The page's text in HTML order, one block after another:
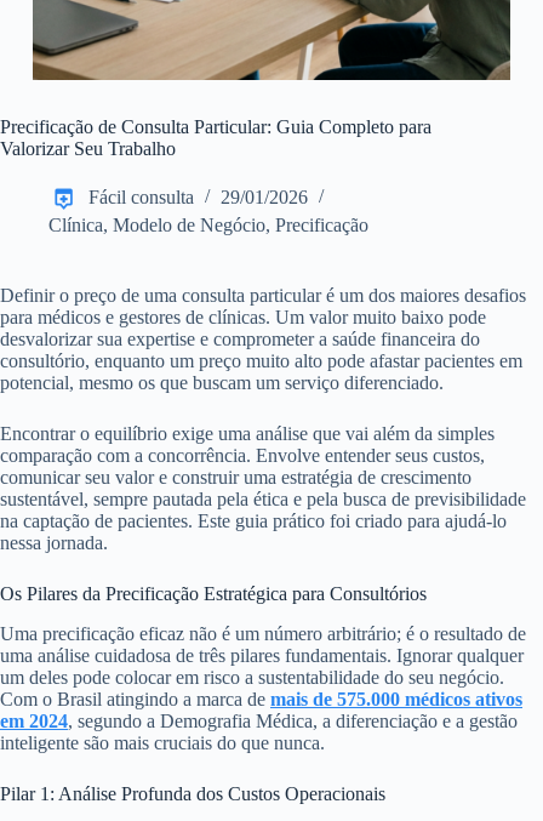
Precificação de Consulta Particular: Guia Completo para
Valorizar Seu Trabalho
Fácil consulta
29/01/2026
Clínica, Modelo de Negócio, Precificação
Definir o preço de uma consulta particular é um dos maiores desafios
para médicos e gestores de clínicas. Um valor muito baixo pode
desvalorizar sua expertise e comprometer a saúde financeira do
consultório, enquanto um preço muito alto pode afastar pacientes em
potencial, mesmo os que buscam um serviço diferenciado.
Encontrar o equilíbrio exige uma análise que vai além da simples
comparação com a concorrência. Envolve entender seus custos,
comunicar seu valor e construir uma estratégia de crescimento
sustentável, sempre pautada pela ética e pela busca de previsibilidade
na captação de pacientes. Este guia prático foi criado para ajudá-lo
nessa jornada.
Os Pilares da Precificação Estratégica para Consultórios
Uma precificação eficaz não é um número arbitrário; é o resultado de
uma análise cuidadosa de três pilares fundamentais. Ignorar qualquer
um deles pode colocar em risco a sustentabilidade do seu negócio.
Com o Brasil atingindo a marca de mais de 575.000 médicos ativos
em 2024, segundo a Demografia Médica, a diferenciação e a gestão
inteligente são mais cruciais do que nunca.
Pilar 1: Análise Profunda dos Custos Operacionais